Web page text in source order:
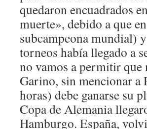
quedaron encuadrados
muerte», debido a que
subcampeona mundial)
torneos había llegado a
no vamos a permitir que
Garino, sin mencionar a
horas) debe ganarse su
Copa de Alemania
Hamburgo. España,